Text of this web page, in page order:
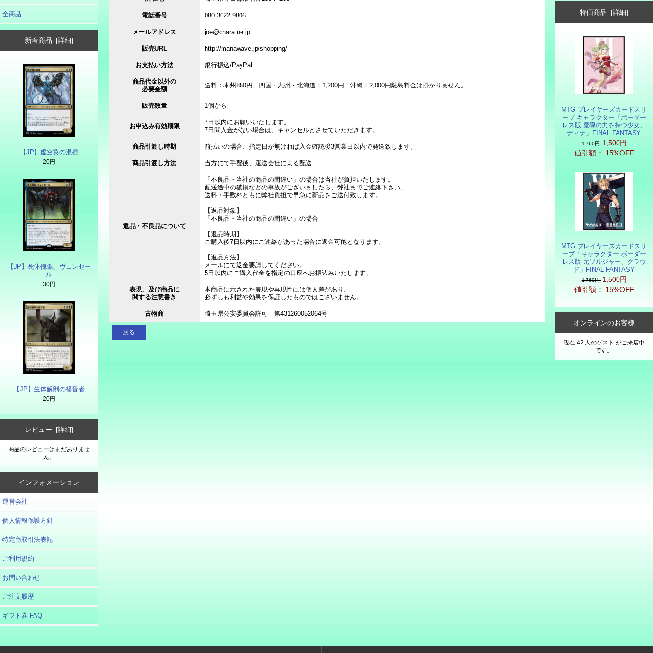
全商品...
新着商品 [詳細]
【JP】虚空翼の混種
20円
【JP】死体傀儡、ヴェンセー
ル
30円
【JP】生体解剖の福音者
20円
レビュー [詳細]
商品のレビューはまだありませ
ん。
インフォメーション
運営会社
個人情報保護方針
特定商取引法表記
ご利用規約
お問い合わせ
ご注文履歴
ギフト券 FAQ
電話番号 080-3022-9806
メールアドレス joe@chara.ne.jp
販売URL http://manawave.jp/shopping/
お支払い方法 銀行振込/PayPal
商品代金以外の
必要金額
送料：本州850円 四国・九州・北海道：1,200円 沖縄：2,000円離島料金は掛かりません。
販売数量 1個から
お申込み有効期限
7日以内にお願いいたします。
7日間入金がない場合は、キャンセルとさせていただきます。
商品引渡し時期 前払いの場合、指定日が無ければ入金確認後3営業日以内で発送致します。
商品引渡し方法 当方にて手配後、運送会社による配送
返品・不良品について
「不良品・当社の商品の間違い」の場合は当社が負担いたします。
配送途中の破損などの事故がございましたら、弊社までご連絡下さい。
送料・手数料ともに弊社負担で早急に新品をご送付致します。
【返品対象】
「不良品・当社の商品の間違い」の場合
【返品時期】
ご購入後7日以内にご連絡があった場合に返金可能となります。
【返品方法】
メールにて返金要請してください。
5日以内にご購入代金を指定の口座へお振込みいたします。
表現、及び商品に
関する注意書き
本商品に示された表現や再現性には個人差があり、
必ずしも利益や効果を保証したものではございません。
古物商 埼玉県公安委員会許可 第431260052064号
戻る
特価商品 [詳細]
MTG プレイヤーズカードスリ
ーブ キャラクター「ボーダー
レス版 魔導の力を持つ少女、
ティナ」FINAL FANTASY
1,760円 1,500円
値引額： 15%OFF
MTG プレイヤーズカードスリ
ーブ「キャラクター ボーダー
レス版 元ソルジャー、クラウ
ド」FINAL FANTASY
1,760円 1,500円
値引額： 15%OFF
オンラインのお客様
現在 42 人のゲスト がご来店中
です。